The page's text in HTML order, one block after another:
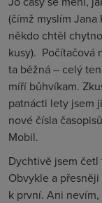
(čímž myslím
někdo chtěl
kusy). Počítačová
ta běžná – celý
míří bůhvíkam.
patnácti lety jsem
nové čísla
Mobil.
Dychtivě jsem
Obvykle a
k první. Ani